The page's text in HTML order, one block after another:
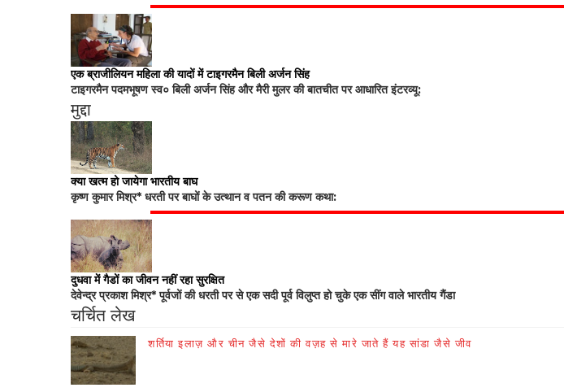
एक ब्राजीलियन महिला की यादों में टाइगरमैन बिली अर्जन सिंह
टाइगरमैन पदमभूषण स्व० बिली अर्जन सिंह और मैरी मुलर की बातचीत पर आधारित इंटरव्यू:
मुद्दा
क्या खत्म हो जायेगा भारतीय बाघ
कृष्ण कुमार मिश्र* धरती पर बाघों के उत्थान व पतन की करूण कथा:
दुधवा में गैडों का जीवन नहीं रहा सुरक्षित
देवेन्द्र प्रकाश मिश्र* पूर्वजों की धरती पर से एक सदी पूर्व विलुप्त हो चुके एक सींग वाले भारतीय गैंडा
चर्चित लेख
शर्तिया इलाज़ और चीन जैसे देशों की वज़ह से मारे जाते हैं यह सांडा जैसे जीव